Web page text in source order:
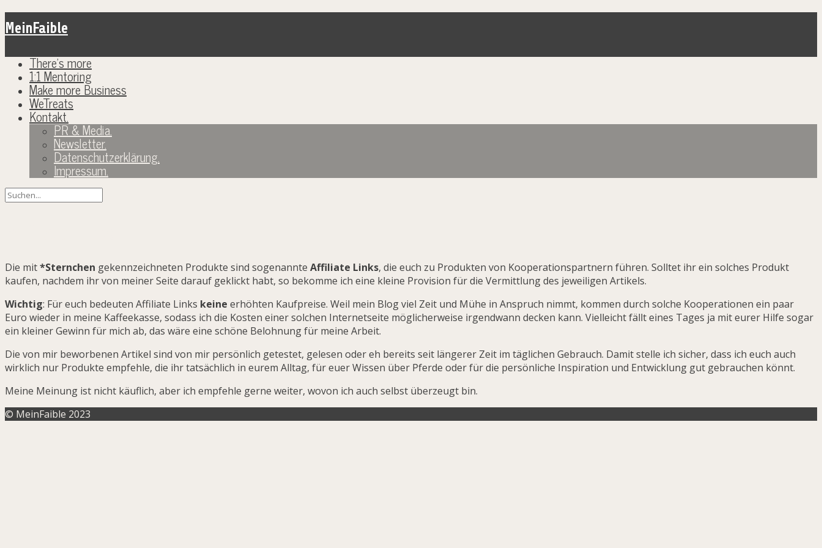
MeinFaible
There’s more
1:1 Mentoring
Make more Business
WeTreats
Kontakt.
PR & Media.
Newsletter.
Datenschutzerklärung.
Impressum.
Die mit*Sternchen gekennzeichneten Produkte sind sogenannte Affiliate Links, die euch zu Produkten von Kooperationspartnern führen. Solltet ihr ein solches Produkt
kaufen, nachdem ihr von meiner Seite darauf geklickt habt, so bekomme ich eine kleine Provision für die Vermittlung des jeweiligen Artikels.
Wichtig: Für euch bedeuten Affiliate Links keine erhöhten Kaufpreise. Weil mein Blog viel Zeit und Mühe in Anspruch nimmt, kommen durch solche Kooperationen ein paar
Euro wieder in meine Kaffeekasse, sodass ich die Kosten einer solchen Internetseite möglicherweise irgendwann decken kann. Vielleicht fällt eines Tages ja mit eurer Hilfe sogar
ein kleiner Gewinn für mich ab, das wäre eine schöne Belohnung für meine Arbeit.
Die von mir beworbenen Artikel sind von mir persönlich getestet, gelesen oder eh bereits seit längerer Zeit im täglichen Gebrauch. Damit stelle ich sicher, dass ich euch auch
wirklich nur Produkte empfehle, die ihr tatsächlich in eurem Alltag, für euer Wissen über Pferde oder für die persönliche Inspiration und Entwicklung gut gebrauchen könnt.
Meine Meinung ist nicht käuflich, aber ich empfehle gerne weiter, wovon ich auch selbst überzeugt bin.
© MeinFaible 2023